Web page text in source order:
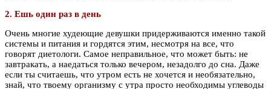
2. Ешь один раз в день
Очень многие худеющие девушки придерживаются именно такой
системы и питания и гордятся этим, несмотря на все, что
говорят диетологи. Самое неправильное, что может быть: не
завтракать, а наедаться только вечером, незадолго до сна. Даже
если ты считаешь, что утром есть не хочется и необязательно,
знай, что твоему организму с утра просто необходимы углеводы